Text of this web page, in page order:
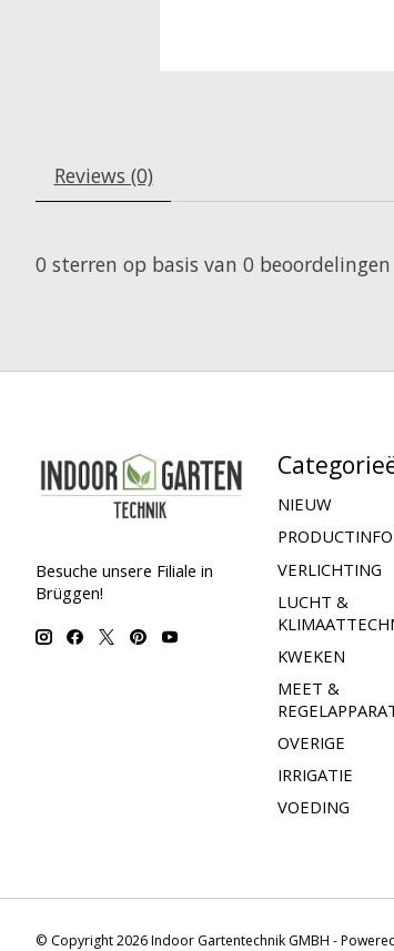
Reviews (0)
0 sterren op basis van 0 beoordelingen
Besuche unsere Filiale in
Brüggen!
NIEUW
VERLICHTING
LUCHT &
KWEKEN
MEET &
OVERIGE
IRRIGATIE
VOEDING
© Copyright 2026 Indoor Gartentechnik GMBH -